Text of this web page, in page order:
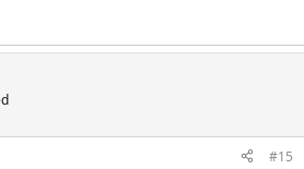
#15